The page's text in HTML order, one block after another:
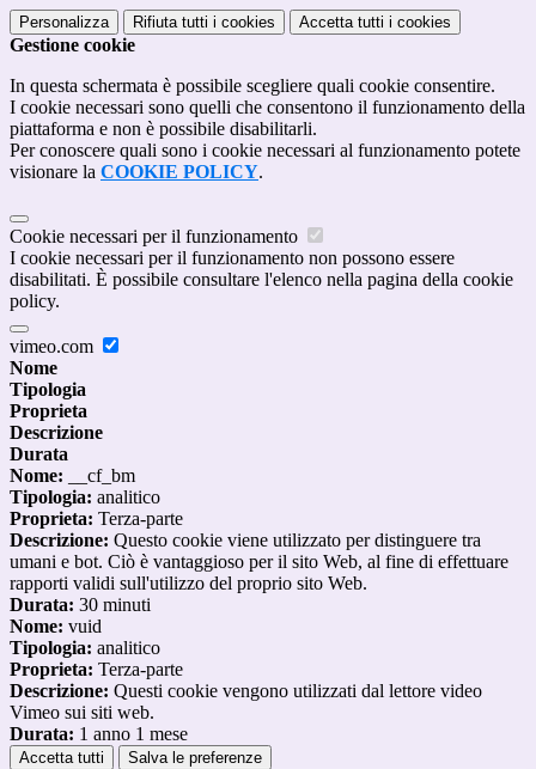
Personalizza Rifiuta tutti i cookies Accetta tutti i cookies
Gestione cookie
In questa schermata è possibile scegliere quali cookie consentire.
I cookie necessari sono quelli che consentono il funzionamento della
piattaforma e non è possibile disabilitarli.
Per conoscere quali sono i cookie necessari al funzionamento potete
visionare la COOKIE POLICY.
Cookie necessari per il funzionamento
I cookie necessari per il funzionamento non possono essere
disabilitati. È possibile consultare l'elenco nella pagina della cookie
policy.
vimeo.com
Nome
Tipologia
Proprieta
Descrizione
Durata
Nome: __cf_bm
Tipologia: analitico
Proprieta: Terza-parte
Descrizione: Questo cookie viene utilizzato per distinguere tra
umani e bot. Ciò è vantaggioso per il sito Web, al fine di effettuare
rapporti validi sull'utilizzo del proprio sito Web.
Durata: 30 minuti
Nome: vuid
Tipologia: analitico
Proprieta: Terza-parte
Descrizione: Questi cookie vengono utilizzati dal lettore video
Vimeo sui siti web.
Durata: 1 anno 1 mese
Accetta tutti Salva le preferenze